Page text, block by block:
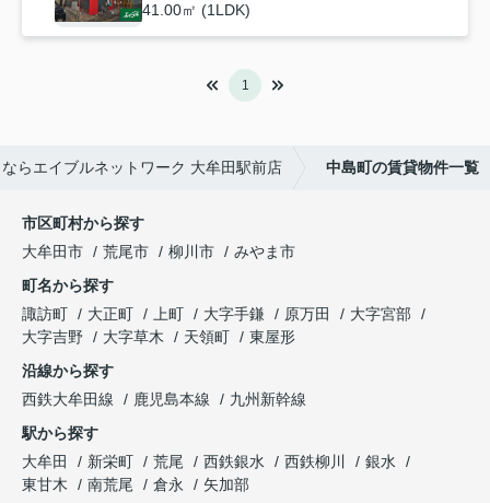
41.00㎡ (1LDK)
1
らエイブルネットワーク 大牟田駅前店 中島町の賃貸物件一覧
市区町村から探す
大牟田市
荒尾市 柳川市
みやま市
町名から探す
諏訪町
大正町 上町 大字手鎌 原万田
大字宮部
大字吉野
大字草木 天領町
東屋形
沿線から探す
西鉄大牟田線
鹿児島本線
九州新幹線
駅から探す
大牟田
新栄町 荒尾 西鉄銀水 西鉄柳川
銀水
東甘木
南荒尾 倉永 矢加部